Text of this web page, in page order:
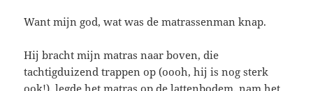
Want mijn god, wat was de matrassenman knap.
Hij bracht mijn matras naar boven, die
tachtigduizend trappen op (oooh, hij is nog sterk
ook!), legde het matras op de lattenbodem, nam het